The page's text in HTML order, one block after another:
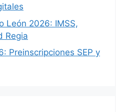
León 2026: IMSS,
Regia
Preinscripciones SEP y